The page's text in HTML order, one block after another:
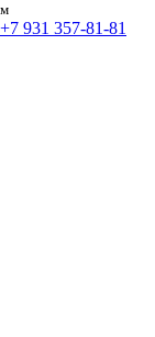
+7 931 357‑81‑81